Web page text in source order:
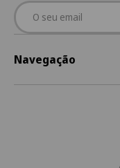
Email
Navegação